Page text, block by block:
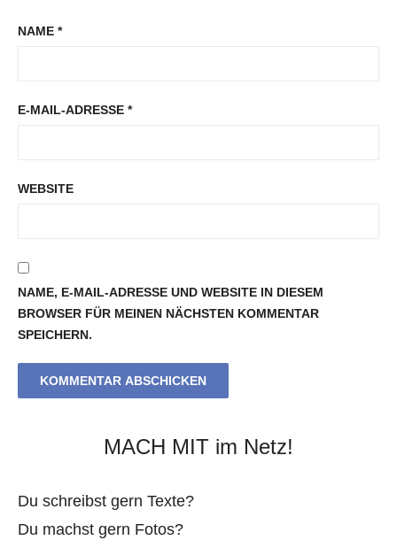
NAME *
E-MAIL-ADRESSE *
WEBSITE
NAME, E-MAIL-ADRESSE UND WEBSITE IN DIESEM
BROWSER FÜR MEINEN NÄCHSTEN KOMMENTAR
SPEICHERN.
MACH MIT im Netz!
Du schreibst gern Texte?
Du machst gern Fotos?